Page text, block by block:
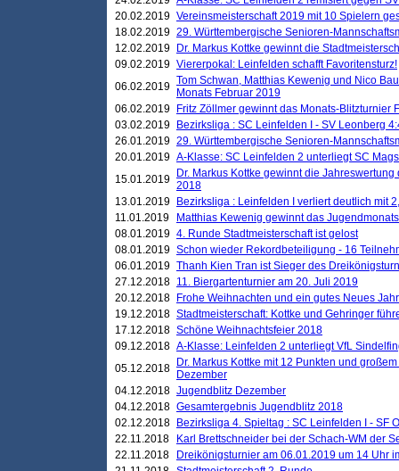
20.02.2019 Vereinsmeisterschaft 2019 mit 10 Spielern
18.02.2019 29. Württembergische Senioren-
12.02.2019
Dr. Markus Kottke gewinnt die
09.02.2019 Viererpokal: Leinfelden schafft Favoritensturz!
06.02.2019 Tom Schwan, Matthias Kewenig und Nico
Monats Februar 2019
06.02.2019
Fritz Zöllmer gewinnt das Monats-Blitzturnier
03.02.2019
Bezirksliga : SC Leinfelden I - SV Leonberg
26.01.2019 29. Württembergische Senioren-
20.01.2019 A-Klasse: SC Leinfelden 2 unterliegt SC
15.01.2019
Dr. Markus Kottke gewinnt die
2018
13.01.2019
Bezirksliga : Leinfelden I verliert deutlich mit
11.01.2019
Matthias Kewenig gewinnt das
08.01.2019 4. Runde Stadtmeisterschaft ist gelost
08.01.2019 Schon wieder Rekordbeteiligung - 16
06.01.2019 Thanh Kien Tran ist Sieger des
27.12.2018 11. Biergartenturnier am 20. Juli 2019
20.12.2018
Frohe Weihnachten und ein gutes Neues
19.12.2018 Stadtmeisterschaft: Kottke und Gehringer
17.12.2018 Schöne Weihnachtsfeier 2018
09.12.2018 A-Klasse: Leinfelden 2 unterliegt VfL
05.12.2018
Dr. Markus Kottke mit 12 Punkten und
Dezember
04.12.2018 Jugendblitz Dezember
04.12.2018 Gesamtergebnis Jugendblitz 2018
02.12.2018
Bezirksliga 4. Spieltag : SC Leinfelden I - SF
22.11.2018
Karl Brettschneider bei der Schach-WM der
22.11.2018
Dreikönigsturnier am 06.01.2019 um 14 Uhr